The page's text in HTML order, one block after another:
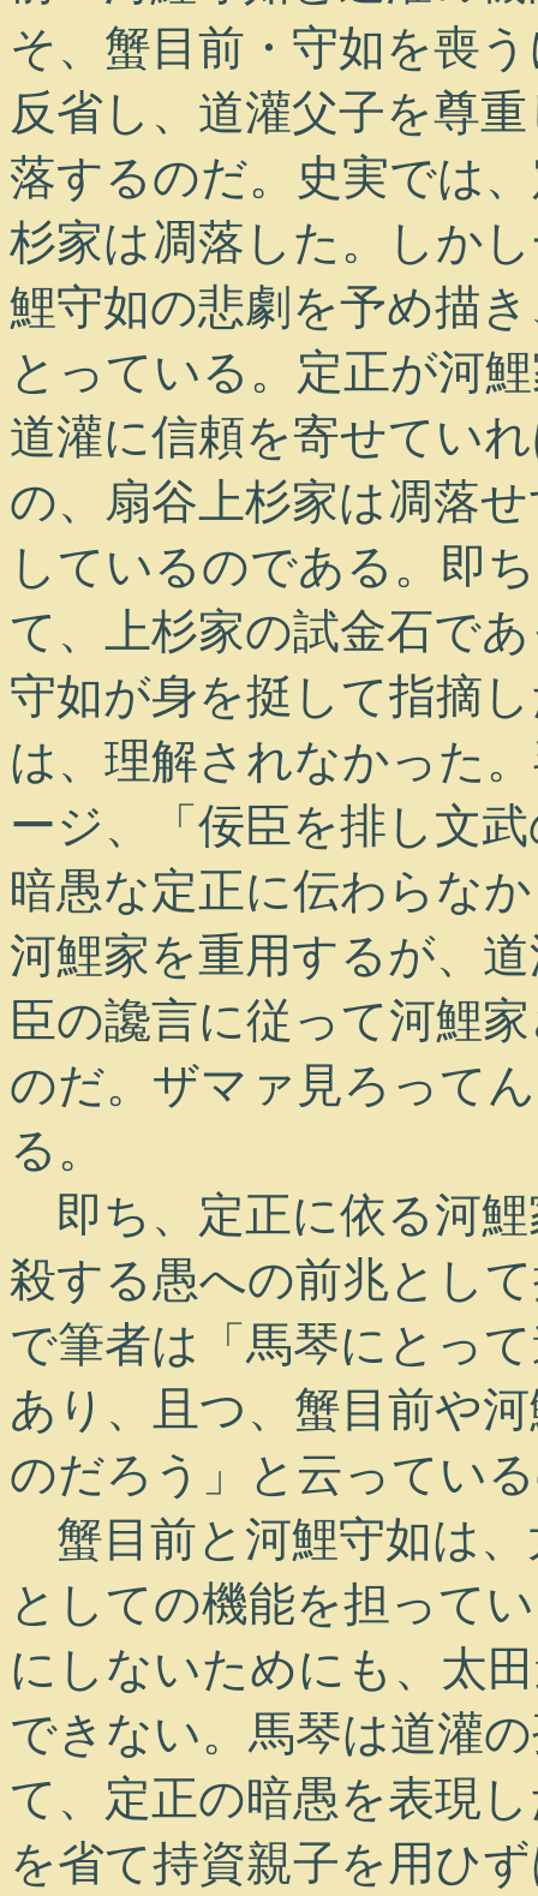
そ、蟹目前・守如を喪
反省し、道灌父子を尊
落するのだ。史実では
杉家は凋落した。しか
鯉守如の悲劇を予め描
とっている。定正が河
道灌に信頼を寄せてい
の、扇谷上杉家は凋落
しているのである。即
て、上杉家の試金石で
守如が身を挺して指摘
は、理解されなかった
ージ、「佞臣を排し文
暗愚な定正に伝わらな
河鯉家を重用するが、
臣の讒言に従って河鯉
のだ。ザマァ見ろって
る。
即ち、定正に依る河鯉
殺する愚への前兆とし
で筆者は「馬琴にとっ
あり、且つ、蟹目前や
のだろう」と云ってい
蟹目前と河鯉守如は、
としての機能を担って
にしないためにも、太
できない。馬琴は道灌
て、定正の暗愚を表現
を省て持資親子を用ひ